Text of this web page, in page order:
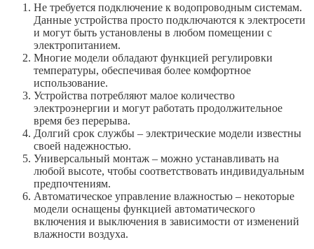
Не требуется подключение к водопроводным системам.
Данные устройства просто подключаются к электросети
и могут быть установлены в любом помещении с
электропитанием.
Многие модели обладают функцией регулировки
температуры, обеспечивая более комфортное
использование.
Устройства потребляют малое количество
электроэнергии и могут работать продолжительное
время без перерыва.
Долгий срок службы – электрические модели известны
своей надежностью.
Универсальный монтаж – можно устанавливать на
любой высоте, чтобы соответствовать индивидуальным
предпочтениям.
Автоматическое управление влажностью – некоторые
модели оснащены функцией автоматического
включения и выключения в зависимости от изменений
влажности воздуха.